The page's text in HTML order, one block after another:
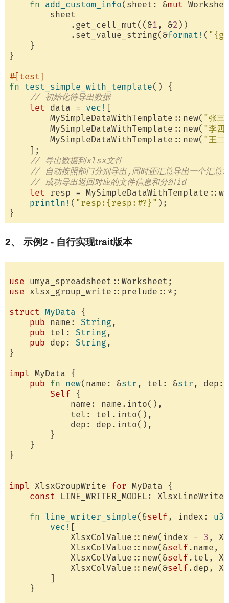
fn add_custom_info(sheet: &mut
        sheet
            .get_cell_mut((&
1 , &2 ))
            .set_value_string(&
format! (
    }
}
#[test]
fn test_simple_with_template() {
// 初始化待导出数据
let data = vec! [
        MySimpleDataWithTemplate::new(
"张三
        MySimpleDataWithTemplate::new(
"李四
        MySimpleDataWithTemplate::new(
"王二
    ];
// 导出数据到xlsx文件
// 自动按照部门分别导出,同时还汇总导出一个汇总
// 成功导出返回对应的文件信息和分组id
let resp =
println! ( "resp:{resp:#?}" );
2、 示例2 - 自行实现trait版本
use
use xlsx_group_write::prelude::*;
struct MyData {
pub name: String ,
pub tel: String ,
pub dep: String ,
}
impl MyData {
pub fn new(name: &str , tel: &str , dep:
Self {
            name: name.into(),
            tel: tel.into(),
            dep: dep.into(),
        }
    }
}
impl XlsxGroupWrite for MyData {
const LINE_WRITER_MODEL:
fn line_writer_simple(&self , index: u32
vec! [
            XlsxColValue::new(index -
3 ,
            XlsxColValue::new(&
self .name,
            XlsxColValue::new(&
self .tel,
            XlsxColValue::new(&
self .dep,
        ]
    }